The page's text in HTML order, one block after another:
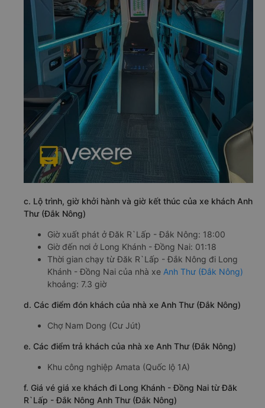
c. Lộ trình, giờ khởi hành và giờ kết thúc của xe khách Anh
Thư (Đắk Nông)
Giờ xuất phát ở Đăk R`Lấp - Đắk Nông: 18:00
Giờ đến nơi ở Long Khánh - Đồng Nai: 01:18
Thời gian chạy từ Đăk R`Lấp - Đắk Nông đi Long
Khánh - Đồng Nai của nhà xe Anh Thư (Đắk Nông)
khoảng: 7.3 giờ
d. Các điểm đón khách của nhà xe Anh Thư (Đắk Nông)
Chợ Nam Dong (Cư Jút)
e. Các điểm trả khách của nhà xe Anh Thư (Đắk Nông)
Khu công nghiệp Amata (Quốc lộ 1A)
f. Giá vé giá xe khách đi Long Khánh - Đồng Nai từ Đăk
R`Lấp - Đắk Nông Anh Thư (Đắk Nông)